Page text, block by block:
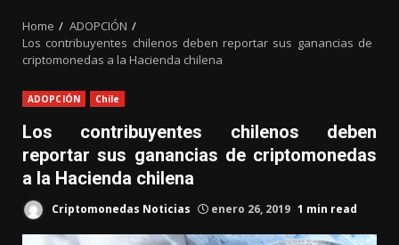
Home
ADOPCIÓN
Los contribuyentes chilenos deben reportar sus ganancias de
criptomonedas a la Hacienda chilena
ADOPCIÓN Chile
Los contribuyentes chilenos deben
reportar sus ganancias de criptomonedas
a la Hacienda chilena
Criptomonedas Noticias enero 26, 2019 1 min read